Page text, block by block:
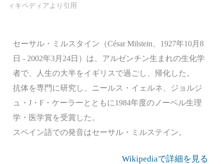
セーサル・ミルスタイン（César Milstein、1927年10月8
日 - 2002年3月24日）は、アルゼンチン生まれの生化学
者で、人生の大半をイギリスで過ごし、帰化した。
抗体を専門に研究し、ニールス・イェルネ、ジョルジ
ュ・J・F・ケーラーとともに1984年度のノーベル生理
学・医学賞を受賞した。
スペイン語での発音はセーサル・ミルステイン。
Wikipediaで詳細を見る